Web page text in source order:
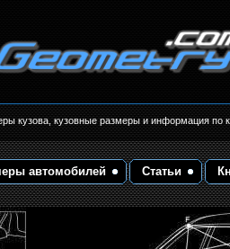
размеры. Геометрия кузова
кузова, кузовные размеры и информация по
автомобилей Статьи